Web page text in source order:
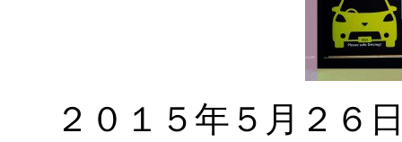
２０１５年５月２６